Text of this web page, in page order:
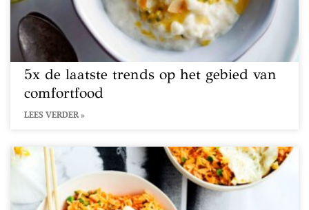
5x de laatste trends op het gebied van
comfortfood
LEES VERDER »